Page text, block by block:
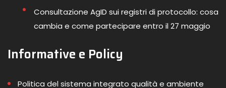
Consultazione AgID sui registri di protocollo: cosa
cambia e come partecipare entro il 27 maggio
Informative e Policy
Politica del sistema integrato qualità e ambiente